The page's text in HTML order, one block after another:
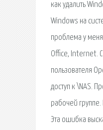
как удалить
Windows на
проблема у
Office, Internet.
пользователя
доступ к \NAS.
рабочей
Эта ошибка